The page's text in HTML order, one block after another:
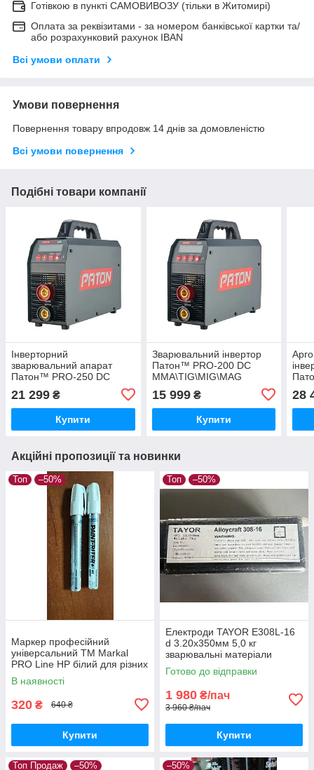
Готівкою в пункті САМОВИВОЗУ (тільки в Житомирі)
Оплата за реквізитами - за номером банківської картки та/
або розрахунковий рахунок IBAN
Всі умови оплати
Умови повернення
Повернення товару впродовж 14 днів за домовленістю
Всі умови повернення
Подібні товари компанії
Інверторний
зварювальний апарат
Патон™ PRO-250 DC
21 299 ₴
Купити
Зварювальний інвертор
Патон™ PRO-200 DC
MMA\TIG\MIG\MAG
15 999₴
Купити
28
Акційні пропозиції та новинки
Топ –50%
Маркер професійний
універсальний ТМ Markal
PRO Line HP білий для різних
видів поверхонь
В наявності
320 ₴ 640 ₴
Купити
Топ –50%
Електроди TAYOR E308L-16
d 3.20х350мм 5,0 кг
зварювальні матеріали
Нержавіючі зварювальні
електроди
Готово до відправки
1 980 ₴/пач
3 960 ₴/пач
Купити
Топ Продаж –50% –50%